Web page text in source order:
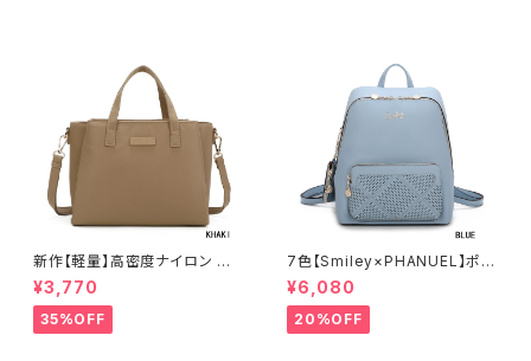
新作【軽量】高密度ナイロン 撥
水加工 三層式 トート 肩がけ シ
ョルダー 2WAY 出勤 A6206-2
¥3,770
35%OFF
7色【Smiley×PHANUEL】ポー
チ付 リュックサック リュックレデ
ィース カジュアル おしゃれ 通学
旅行 A8937-1
¥6,080
20%OFF